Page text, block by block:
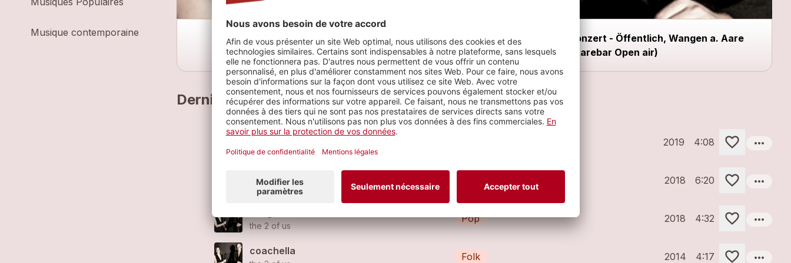
Musique contemporaine
Konzert - Öffentlich, Wangen a. Aare
(Aarebar Open air)
Derniers morceaux
don't lie
the 2 of us (feat. the 2 of us)
2019 4:08 more_horiz
the 2 of us
2018 6:20 more_horiz
the 2 of us
Pop 2018 4:32 more_horiz
coachella
Folk 2014 4:17 more_horiz